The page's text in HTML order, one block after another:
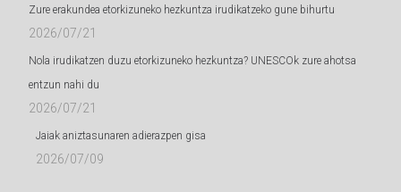
Zure erakundea etorkizuneko hezkuntza irudikatzeko gune bihurtu
2026/07/21
Nola irudikatzen duzu etorkizuneko hezkuntza? UNESCOk zure ahotsa
entzun nahi du
2026/07/21
Jaiak aniztasunaren adierazpen gisa
2026/07/09